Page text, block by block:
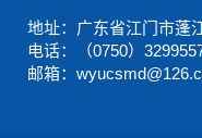
地址：广东省江门市蓬
电话：（0750）
邮箱：